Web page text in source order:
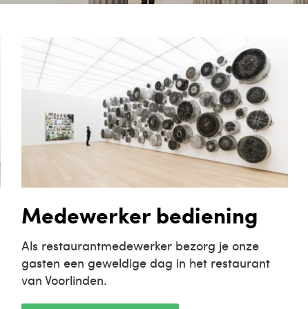
Medewerker bediening
Als restaurantmedewerker bezorg je onze
gasten een geweldige dag in het restaurant
van Voorlinden.